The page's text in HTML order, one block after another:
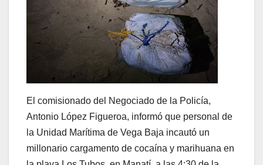
El comisionado del Negociado de la Policía,
Antonio López Figueroa, informó que personal de
la Unidad Marítima de Vega Baja incautó un
millonario cargamento de cocaína y marihuana en